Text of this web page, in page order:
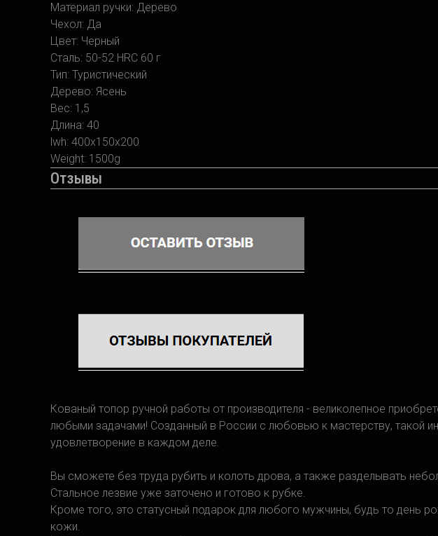
Материал ручки: Дерево
Чехол: Да
Цвет: Черный
Сталь: 50-52 HRC 60 г
Тип: Туристический
Дерево: Ясень
Вес: 1,5
Длина: 40
lwh: 400x150x200
Weight: 1500g
Отзывы
Кованый топор ручной работы от производителя - великолепное
любыми задачами! Созданный в России с любовью к мастерству, такой
удовлетворение в каждом деле.
Вы сможете без труда рубить и колоть дрова, а также разделывать
Стальное лезвие уже заточено и готово к рубке.
Кроме того, это статусный подарок для любого мужчины, будь то день
кожи.